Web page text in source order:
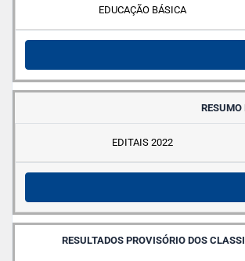
EDUCAÇÃO BÁSICA
RESUMO
EDITAIS 2022
RESULTADOS PROVISÓRIO DOS